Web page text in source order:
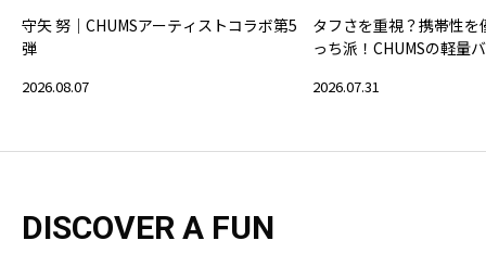
守矢 努｜CHUMSアーティストコラボ第5
弾
2026.08.07
タフさを重視？携帯性
っち派！CHUMSの軽量
2026.07.31
DISCOVER A FUN